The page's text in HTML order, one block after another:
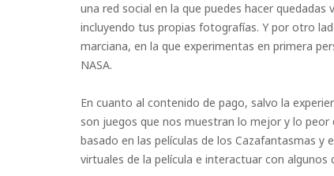
una red social en la que puedes hacer
incluyendo tus propias fotografías. Y por otro
marciana, en la que experimentas en primera
NASA.
En cuanto al contenido de pago, salvo la
son juegos que nos muestran lo mejor y lo
basado en las películas de los Cazafantasmas
virtuales de la película e interactuar con algunos